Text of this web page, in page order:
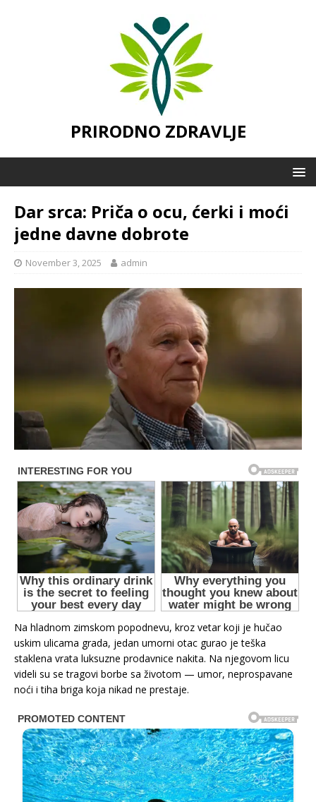
PRIRODNO ZDRAVLJE
Dar srca: Priča o ocu, ćerki i moći
jedne davne dobrote
November 3, 2025 admin
Na hladnom zimskom popodnevu, kroz vetar koji je hučao
uskim ulicama grada, jedan umorni otac gurao je teška
staklena vrata luksuzne prodavnice nakita. Na njegovom licu
videli su se tragovi borbe sa životom — umor, neprospavane
noći i tiha briga koja nikad ne prestaje.